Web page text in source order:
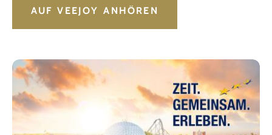
AUF VEEJOY ANHÖREN